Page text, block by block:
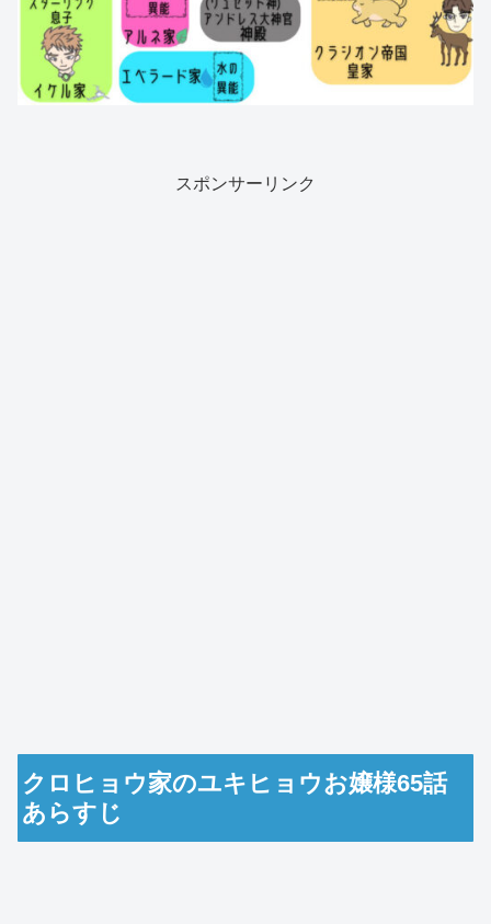
スポンサーリンク
クロヒョウ家のユキヒョウお嬢様65話
あらすじ